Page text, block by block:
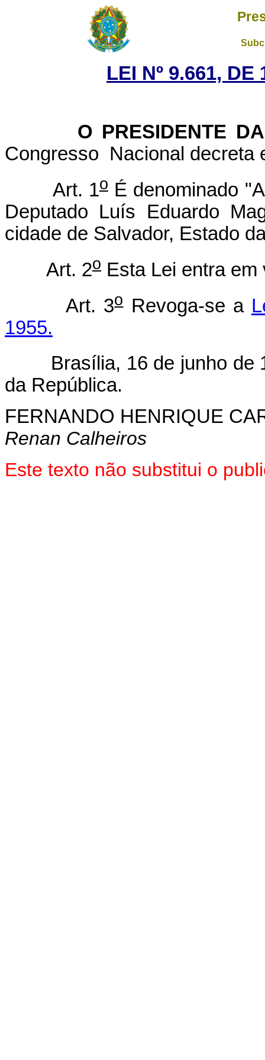
LEI Nº 9.661, DE
O PRESIDENTE DA
Congresso Nacional
Art. 1oÉ denominado
Deputado Luís Eduardo
cidade de Salvador, Estado
Art. 2o Esta Lei entra
Art. 3oRevoga-se a
1955.
Brasília, 16 de junho de
da República.
FERNANDO HENRIQUE
Renan Calheiros
Este texto não substitui o